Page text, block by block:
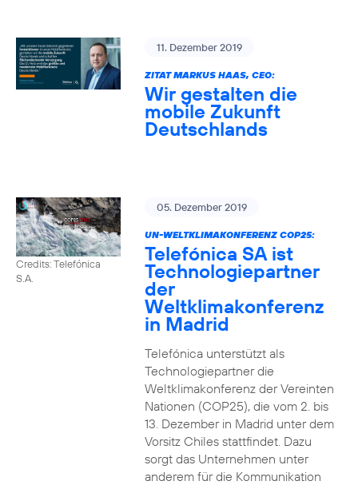
11. Dezember 2019
ZITAT MARKUS HAAS, CEO:
Wir gestalten die
mobile Zukunft
Deutschlands
Credits: Telefónica
S.A.
05. Dezember 2019
UN-WELTKLIMAKONFERENZ COP25:
Telefónica SA ist
Technologiepartner
der
Weltklimakonferenz
in Madrid
Telefónica unterstützt als
Technologiepartner die
Weltklimakonferenz der Vereinten
Nationen (COP25), die vom 2. bis
13. Dezember in Madrid unter dem
Vorsitz Chiles stattfindet. Dazu
sorgt das Unternehmen unter
anderem für die Kommunikation